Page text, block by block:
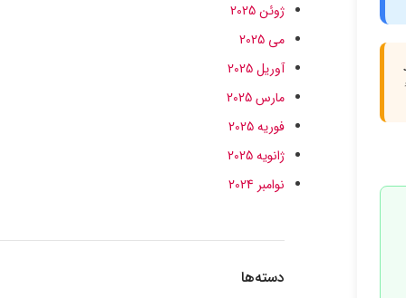
ژوئن 2025
می 2025
آوریل 2025
مارس 2025
فوریه 2025
ژانویه 2025
نوامبر 2024
دسته‌ها